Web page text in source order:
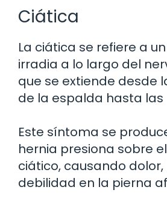
Ciática
La ciática se refiere a
irradia a lo largo del
que se extiende desde
de la espalda hasta las
Este síntoma se
hernia presiona sobre
ciático, causando
debilidad en la pierna